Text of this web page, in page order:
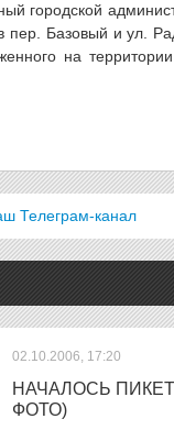
городской
пер. Базовый и ул.
на
Телеграм-канал
02.10.2006, 17:20
НАЧАЛОСЬ
ФОТО)